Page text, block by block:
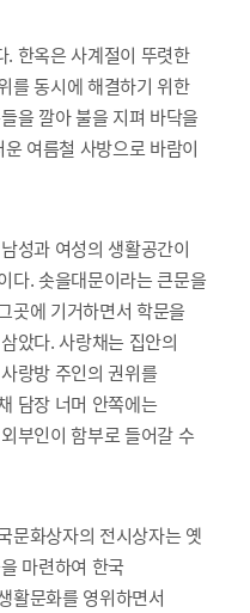
한옥은 사계절이 뚜렷한
를 동시에 해결하기 위한
을 깔아 불을 지펴 바닥을
여름철 사방으로 바람이
성과 여성의 생활공간이
다. 솟을대문이라는 큰문을
곳에 기거하면서 학문을
았다. 사랑채는 집안의
랑방 주인의 권위를
담장 너머 안쪽에는
부인이 함부로 들어갈 수
문화상자의 전시상자는 옛
마련하여 한국
활문화를 영위하면서